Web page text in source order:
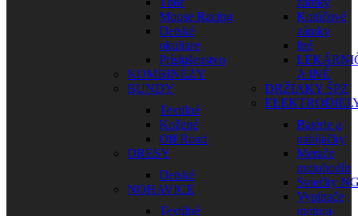
Moose Racing
Detské
okuliare
Príslušenstvo
KOMBINÉZY
BUNDY
Textilné
Kožené
Off Road
DRESY
Detské
NOHAVICE
Textilné
Kotúčové
zámky
Iné
A INÉ
DRŽIAKY ŠPZ
Batérie a
nabíjačky
Merače
motohodín
Sviečky
Vypínače
motora